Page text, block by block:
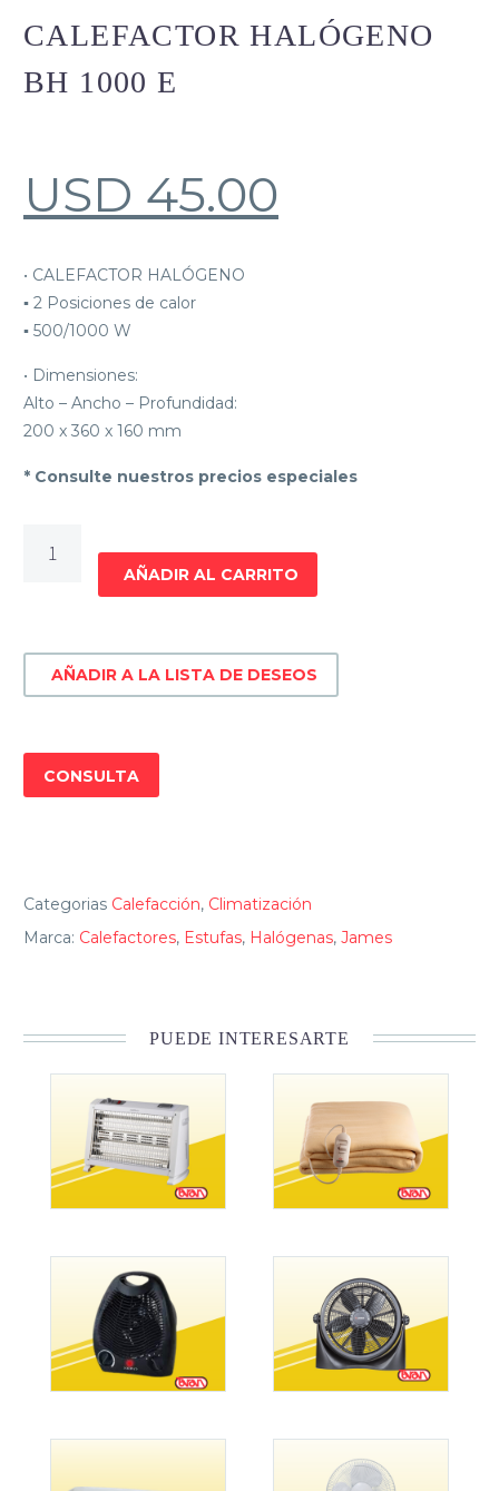
CALEFACTOR HALÓGENO
BH 1000 E
USD 45.00
• CALEFACTOR HALÓGENO
▪ 2 Posiciones de calor
▪ 500/1000 W
• Dimensiones:
Alto – Ancho – Profundidad:
200 x 360 x 160 mm
* Consulte nuestros precios especiales
halógeno
E
cantidad
AÑADIR AL CARRITO
AÑADIR A LA LISTA DE DESEOS
CONSULTA
Categorias Calefacción, Climatización
Marca: Calefactores, Estufas, Halógenas, James
PUEDE INTERESARTE